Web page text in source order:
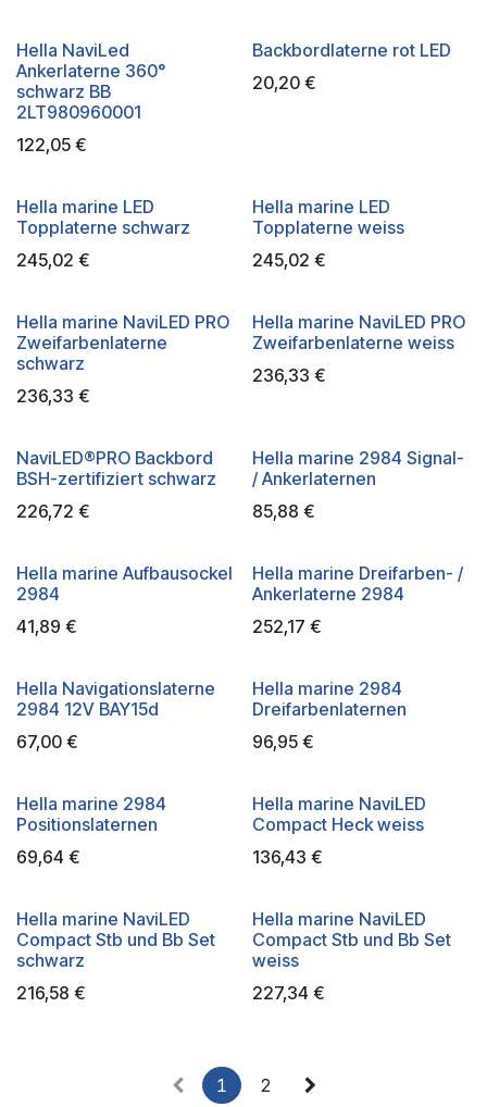
Hella NaviLed
Ankerlaterne 360°
schwarz BB
2LT980960001
122,05 €
Backbordlaterne rot LED
20,20€
Hella marine LED
Topplaterne schwarz
245,02 €
Hella marine LED
Topplaterne weiss
245,02 €
Hella marine NaviLED PRO
Zweifarbenlaterne
schwarz
236,33 €
Hella marine NaviLED PRO
Zweifarbenlaterne weiss
236,33 €
NaviLED®PRO Backbord
BSH-zertifiziert schwarz
226,72 €
Hella marine 2984 Signal-
/ Ankerlaternen
85,88 €
Hella marine Aufbausockel
2984
41,89 €
Hella marine Dreifarben- /
Ankerlaterne 2984
252,17 €
Hella Navigationslaterne
2984 12V BAY15d
67,00 €
Hella marine 2984
Dreifarbenlaternen
96,95€
Hella marine 2984
Positionslaternen
69,64 €
Hella marine NaviLED
Compact Heck weiss
136,43 €
Hella marine NaviLED
Compact Stb und Bb Set
schwarz
216,58 €
Hella marine NaviLED
Compact Stb und Bb Set
weiss
227,34 €
1 2